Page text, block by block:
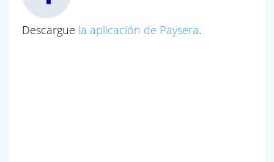
Descargue la aplicación de Paysera.